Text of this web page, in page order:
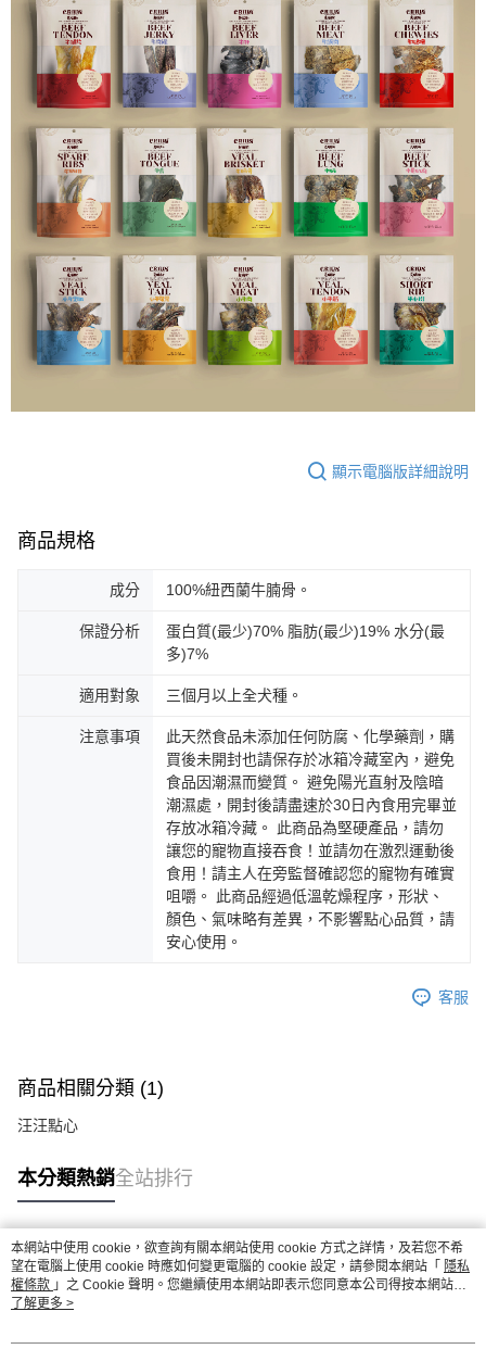
顯示電腦版詳細說明
商品規格
成分 100%紐西蘭牛腩骨。
保證分析
蛋白質(最少)70% 脂肪(最少)19% 水分(最
多)7%
適用對象 三個月以上全犬種。
注意事項
此天然食品未添加任何防腐、化學藥劑，購
買後未開封也請保存於冰箱冷藏室內，避免
食品因潮濕而變質。 避免陽光直射及陰暗
潮濕處，開封後請盡速於30日內食用完畢並
存放冰箱冷藏。 此商品為堅硬產品，請勿
讓您的寵物直接吞食！並請勿在激烈運動後
食用！請主人在旁監督確認您的寵物有確實
咀嚼。 此商品經過低溫乾燥程序，形狀、
顏色、氣味略有差異，不影響點心品質，請
安心使用。
客服
商品相關分類 (1)
汪汪點心
本分類熱銷全站排行
熱門標籤
本網站中使用 cookie，欲查詢有關本網站使用 cookie 方式之詳情，及若您不希
望在電腦上使用 cookie 時應如何變更電腦的 cookie 設定，請參閱本網站「 隱私
權條款 」之 Cookie 聲明。您繼續使用本網站即表示您同意本公司得按本網站使
用條款之 Cookie 聲明使用 cookie。
了解更多 >